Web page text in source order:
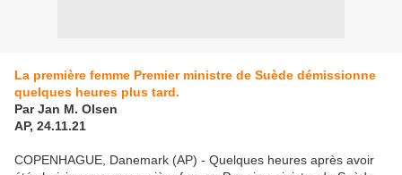
La première femme Premier ministre de Suède démissionne
quelques heures plus tard.
Par Jan M. Olsen
AP, 24.11.21
COPENHAGUE, Danemark (AP) - Quelques heures après avoir